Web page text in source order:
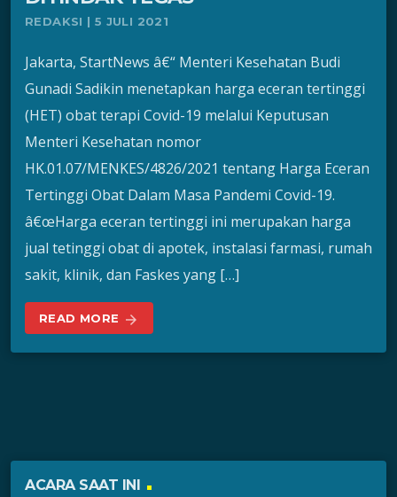
REDAKSI | 5 JULI 2021
Jakarta, StartNews â€“ Menteri Kesehatan Budi
Gunadi Sadikin menetapkan harga eceran tertinggi
(HET) obat terapi Covid-19 melalui Keputusan
Menteri Kesehatan nomor
HK.01.07/MENKES/4826/2021 tentang Harga Eceran
Tertinggi Obat Dalam Masa Pandemi Covid-19.
â€œHarga eceran tertinggi ini merupakan harga
jual tetinggi obat di apotek, instalasi farmasi, rumah
sakit, klinik, dan Faskes yang […]
READ MORE arrow_forward
ACARA SAAT INI